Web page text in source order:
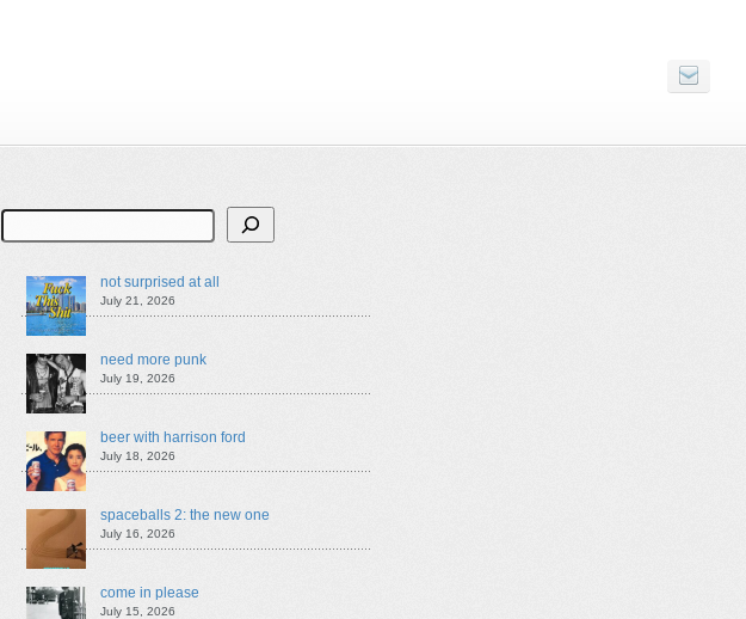
Search
not surprised at all
July 21, 2026
need more punk
July 19, 2026
beer with harrison ford
July 18, 2026
spaceballs 2: the new one
July 16, 2026
come in please
July 15, 2026